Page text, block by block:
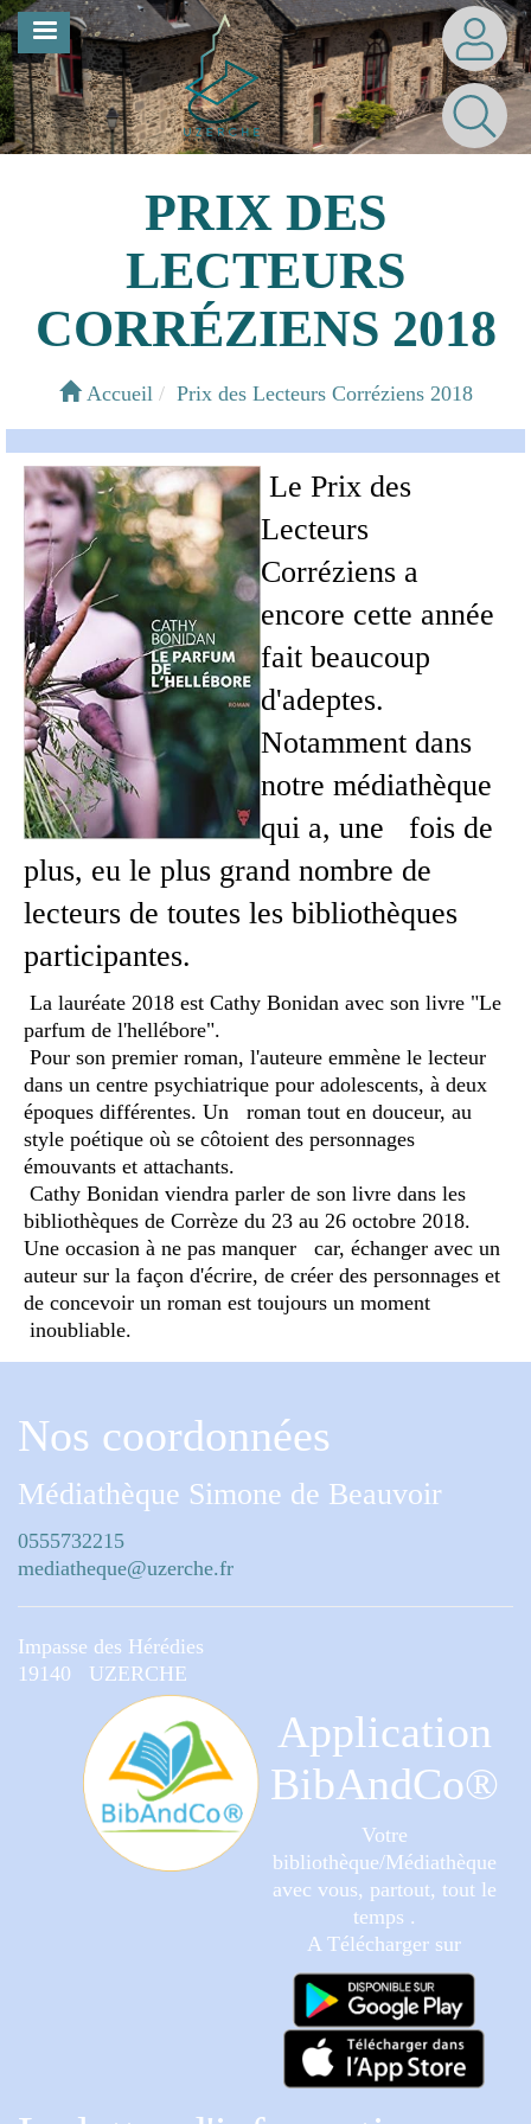
Aller
au
contenu
principal
MENU
PRIX DES
LECTEURS
CORRÉZIENS 2018
Accueil Prix des Lecteurs Corréziens 2018
Le Prix des
Lecteurs
Corréziens a
encore cette année
fait beaucoup
d'adeptes.
Notamment dans
notre médiathèque
qui a, une fois de
plus, eu le plus grand nombre de
lecteurs de toutes les bibliothèques
participantes.
La lauréate 2018 est Cathy Bonidan avec son livre "Le
parfum de l'hellébore".
Pour son premier roman, l'auteure emmène le lecteur
dans un centre psychiatrique pour adolescents, à deux
époques différentes. Un roman tout en douceur, au
style poétique où se côtoient des personnages
émouvants et attachants.
Cathy Bonidan viendra parler de son livre dans les
bibliothèques de Corrèze du 23 au 26 octobre 2018.
Une occasion à ne pas manquer car, échanger avec un
auteur sur la façon d'écrire, de créer des personnages et
de concevoir un roman est toujours un moment
inoubliable.
Nos coordonnées
Médiathèque Simone de Beauvoir
0555732215
mediatheque@uzerche.fr
Impasse des Hérédies
19140 UZERCHE
Application
BibAndCo®
Votre
bibliothèque/Médiathèque
avec vous, partout, tout le
temps .
A Télécharger sur